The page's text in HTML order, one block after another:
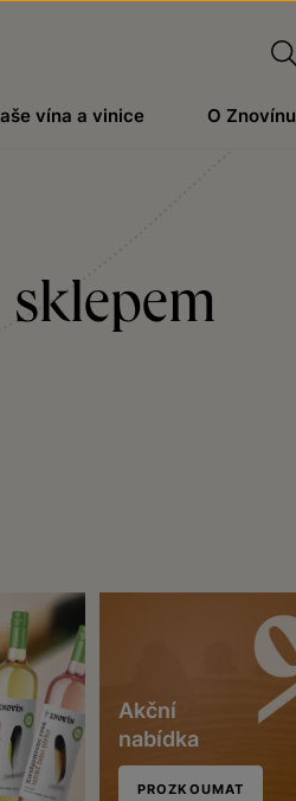
vína a vinice O Znovínu
Akční
nabídka
PROZKOUMAT